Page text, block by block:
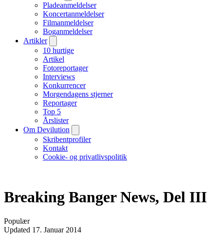
Pladeanmeldelser
Koncertanmeldelser
Filmanmeldelser
Boganmeldelser
Artikler
10 hurtige
Artikel
Fotoreportager
Interviews
Konkurrencer
Morgendagens stjerner
Reportager
Top 5
Årslister
Om Devilution
Skribentprofiler
Kontakt
Cookie- og privatlivspolitik
Breaking Banger News, Del III
Populær
Updated 17. Januar 2014